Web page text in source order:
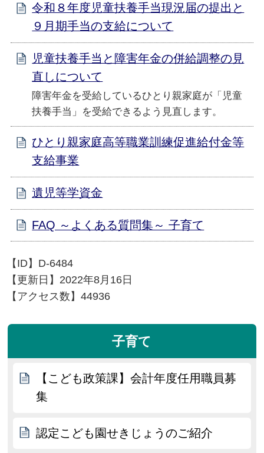
令和８年度児童扶養手当現況届の提出と
９月期手当の支給について
児童扶養手当と障害年金の併給調整の見
直しについて
障害年金を受給しているひとり親家庭が「児童
扶養手当」を受給できるよう見直します。
ひとり親家庭高等職業訓練促進給付金等
支給事業
遺児等学資金
FAQ ～よくある質問集～ 子育て
【ID】 D-6484
【更新日】 2022年8月16日
【アクセス数】44936
子育て
【こども政策課】会計年度任用職員募
集
認定こども園せきじょうのご紹介